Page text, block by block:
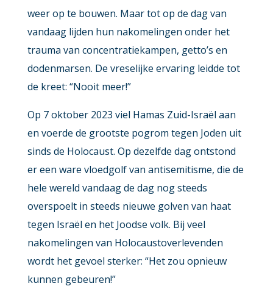
weer op te bouwen. Maar tot op de dag van
vandaag lijden hun nakomelingen onder het
trauma van concentratiekampen, getto’s en
dodenmarsen. De vreselijke ervaring leidde tot
de kreet: “Nooit meer!”
Op 7 oktober 2023 viel Hamas Zuid-Israël aan
en voerde de grootste pogrom tegen Joden uit
sinds de Holocaust. Op dezelfde dag ontstond
er een ware vloedgolf van antisemitisme, die de
hele wereld vandaag de dag nog steeds
overspoelt in steeds nieuwe golven van haat
tegen Israël en het Joodse volk. Bij veel
nakomelingen van Holocaustoverlevenden
wordt het gevoel sterker: “Het zou opnieuw
kunnen gebeuren!”